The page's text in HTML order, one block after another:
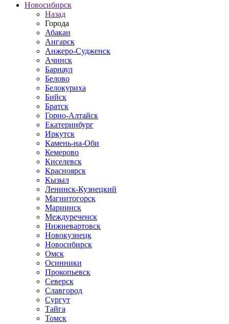
Новосибирск
Назад
Города
Абакан
Ангарск
Анжеро-Судженск
Ачинск
Барнаул
Белово
Белокуриха
Бийск
Братск
Горно-Алтайск
Екатеринбург
Иркутск
Камень-на-Оби
Кемерово
Киселевск
Красноярск
Кызыл
Ленинск-Кузнецкий
Магнитогорск
Мариинск
Междуреченск
Нижневартовск
Новокузнецк
Новосибирск
Омск
Осинники
Прокопьевск
Северск
Славгород
Сургут
Тайга
Томск